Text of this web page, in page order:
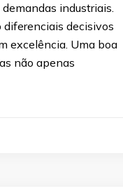
industriais.
diferenciais decisivos
excelência. Uma boa
não apenas